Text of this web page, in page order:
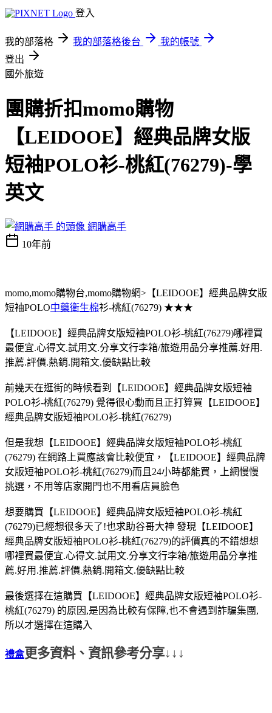
登入
我的部落格 我的部落格後台
我的帳號
登出
國外旅遊
團購折扣momo購物
【LEIDOOE】經典品牌女版
短袖POLO衫-桃紅(76279)-學
英文
網購高手
10年前
momo,momo購物台,momo購物網>【LEIDOOE】經典品牌女版
短袖POLO中藥衛生棉衫-桃紅(76279) ★★★
【LEIDOOE】經典品牌女版短袖POLO衫-桃紅(76279)哪裡買
最便宜.心得文.試用文.分享文行李箱/旅遊用品分享推薦.好用.
推薦.評價.熱銷.開箱文.優缺點比較
前幾天在逛街的時候看到【LEIDOOE】經典品牌女版短袖
POLO衫-桃紅(76279) 覺得很心動而且正打算買【LEIDOOE】
經典品牌女版短袖POLO衫-桃紅(76279)
但是我想【LEIDOOE】經典品牌女版短袖POLO衫-桃紅
(76279) 在網路上買應該會比較便宜，【LEIDOOE】經典品牌
女版短袖POLO衫-桃紅(76279)而且24小時都能買，上網慢慢
挑選，不用等店家開門也不用看店員臉色
想要購買【LEIDOOE】經典品牌女版短袖POLO衫-桃紅
(76279)已經想很多天了!也求助谷哥大神 發現【LEIDOOE】
經典品牌女版短袖POLO衫-桃紅(76279)的評價真的不錯想想
哪裡買最便宜.心得文.試用文.分享文行李箱/旅遊用品分享推
薦.好用.推薦.評價.熱銷.開箱文.優缺點比較
最後選擇在這購買【LEIDOOE】經典品牌女版短袖POLO衫-
桃紅(76279) 的原因,是因為比較有保障,也不會遇到詐騙集團,
所以才選擇在這購入
禮盒更多資料、資訊參考分享↓↓↓